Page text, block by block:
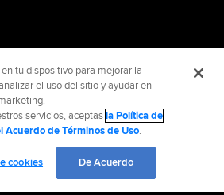
tu dispositivo para mejorar la
el uso del sitio y ayudar en
servicios, aceptasla Política de
Acuerdo de Términos de Uso.
cookies De Acuerdo